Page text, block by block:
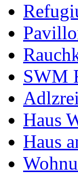
SWM
Haus
Haus